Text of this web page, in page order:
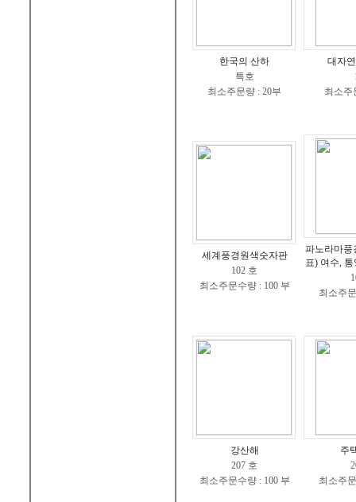
한국의 산하
특호
최소주문량 : 20부
대자
최소주
세계풍경원색숫자판
102 호
최소주문수량 : 100 부
파노라마풍
표) 여수,
최소주
강산해
207 호
최소주문수량 : 100 부
주
최소주